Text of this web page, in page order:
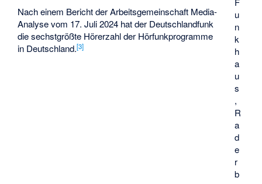
u
n
k
h
a
u
s
,
R
a
d
e
r
b
Nach einem Bericht der Arbeitsgemeinschaft Media-
Analyse vom 17. Juli 2024 hat der Deutschlandfunk
die sechstgrößte Hörerzahl der Hörfunkprogramme
in Deutschland.[3]